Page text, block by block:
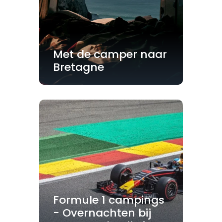
Met de camper naar
Bretagne
Formule 1 campings
- Overnachten bij